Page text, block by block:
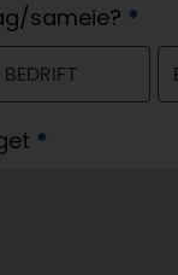
sameie? *
BEDRIFT
*